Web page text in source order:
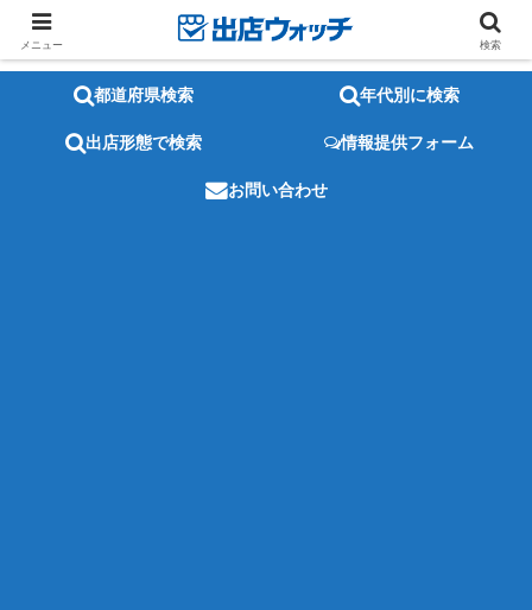
都道府県検索 年代別に検索
出店形態で検索 情報提供フォーム
お問い合わせ
メニュー 検索